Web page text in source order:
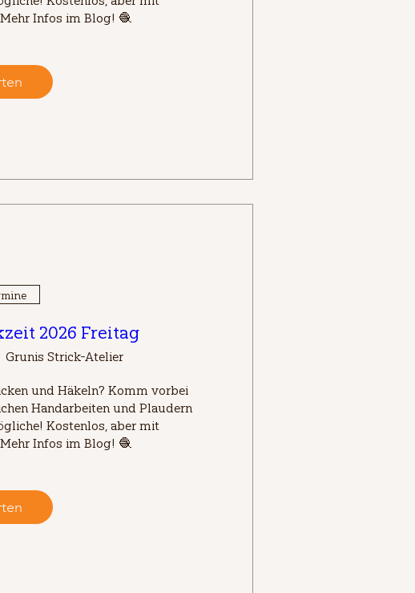
Infos im Blog! 🧶
2026 Freitag
Grunis Strick-Atelier
und Häkeln? Komm vorbei
Handarbeiten und Plaudern
Kostenlos, aber mit
Infos im Blog! 🧶